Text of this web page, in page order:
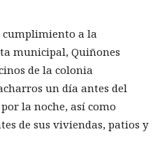
cumplimiento a la
municipal, Quiñones
de la colonia
un día antes del
la noche, así como
de sus viviendas, patios y